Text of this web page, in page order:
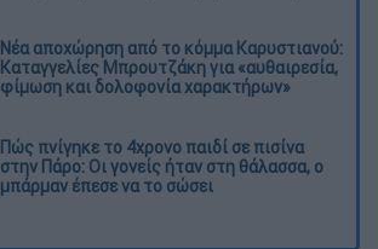
Νέα αποχώρηση από το κόμμα Καρυστιανού:
Καταγγελίες Μπρουτζάκη για «αυθαιρεσία,
φίμωση και δολοφονία χαρακτήρων»
Πώς πνίγηκε το 4χρονο παιδί σε πισίνα
στην Πάρο: Οι γονείς ήταν στη θάλασσα, ο
μπάρμαν έπεσε να το σώσει